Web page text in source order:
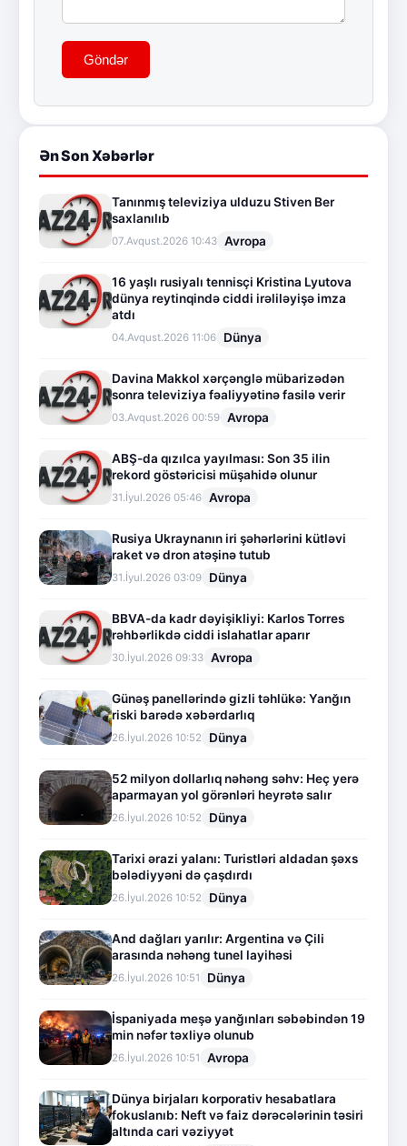
Göndər
Ən Son Xəbərlər
Tanınmış televiziya ulduzu Stiven Ber
saxlanılıb
07.Avqust.2026 10:43 Avropa
16 yaşlı rusiyalı tennisçi Kristina Lyutova
dünya reytinqində ciddi irəliləyişə imza
atdı
04.Avqust.2026 11:06 Dünya
Davina Makkol xərçənglə mübarizədən
sonra televiziya fəaliyyətinə fasilə verir
03.Avqust.2026 00:59 Avropa
ABŞ-da qızılca yayılması: Son 35 ilin
rekord göstəricisi müşahidə olunur
31.İyul.2026 05:46 Avropa
Rusiya Ukraynanın iri şəhərlərini kütləvi
raket və dron atəşinə tutub
31.İyul.2026 03:09 Dünya
BBVA-da kadr dəyişikliyi: Karlos Torres
rəhbərlikdə ciddi islahatlar aparır
30.İyul.2026 09:33 Avropa
Günəş panellərində gizli təhlükə: Yanğın
riski barədə xəbərdarlıq
26.İyul.2026 10:52 Dünya
52 milyon dollarlıq nəhəng səhv: Heç yerə
aparmayan yol görənləri heyrətə salır
26.İyul.2026 10:52 Dünya
Tarixi ərazi yalanı: Turistləri aldadan şəxs
bələdiyyəni də çaşdırdı
26.İyul.2026 10:52 Dünya
And dağları yarılır: Argentina və Çili
arasında nəhəng tunel layihəsi
26.İyul.2026 10:51 Dünya
İspaniyada meşə yanğınları səbəbindən 19
min nəfər təxliyə olunub
26.İyul.2026 10:51 Avropa
Dünya birjaları korporativ hesabatlara
fokuslanıb: Neft və faiz dərəcələrinin təsiri
altında cari vəziyyət